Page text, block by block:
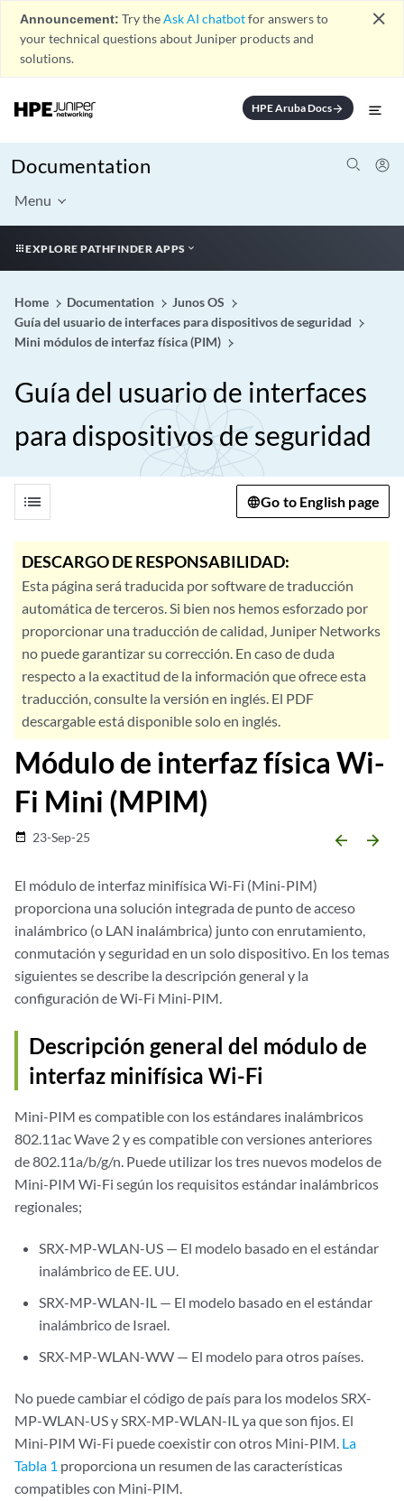
Announcement: Try theAsk AI chatbotfor answers to
your technical questions about Juniper products and
solutions.
close
HPE Aruba Docsarrow_forward
Documentation
Menu
EXPLORE PATHFINDER APPS
Home Documentation
Junos OS
Guía del usuario de interfaces para dispositivos de seguridad
Mini módulos de interfaz física (PIM)
Guía del usuario de interfaces
para dispositivos de seguridad
list Go to English page
DESCARGO DE RESPONSABILIDAD:
Esta página será traducida por software de traducción
automática de terceros. Si bien nos hemos esforzado por
proporcionar una traducción de calidad, Juniper Networks
no puede garantizar su corrección. En caso de duda
respecto a la exactitud de la información que ofrece esta
traducción, consulte la versión en inglés. El PDF
descargable está disponible solo en inglés.
Módulo de interfaz física Wi-
Fi Mini (MPIM)
date_range 23-Sep-25 arrow_backward arrow_forward
El módulo de interfaz minifísica Wi-Fi (Mini-PIM)
proporciona una solución integrada de punto de acceso
inalámbrico (o LAN inalámbrica) junto con enrutamiento,
conmutación y seguridad en un solo dispositivo. En los temas
siguientes se describe la descripción general y la
configuración de Wi-Fi Mini-PIM.
Descripción general del módulo de
interfaz minifísica Wi-Fi
Mini-PIM es compatible con los estándares inalámbricos
802.11ac Wave 2 y es compatible con versiones anteriores
de 802.11a/b/g/n. Puede utilizar los tres nuevos modelos de
Mini-PIM Wi-Fi según los requisitos estándar inalámbricos
regionales;
SRX-MP-WLAN-US — El modelo basado en el estándar
inalámbrico de EE. UU.
SRX-MP-WLAN-IL — El modelo basado en el estándar
inalámbrico de Israel.
SRX-MP-WLAN-WW — El modelo para otros países.
No puede cambiar el código de país para los modelos SRX-
MP-WLAN-US y SRX-MP-WLAN-IL ya que son fijos. El
Mini-PIM Wi-Fi puede coexistir con otros Mini-PIM. La
Tabla 1 proporciona un resumen de las características
compatibles con Mini-PIM.